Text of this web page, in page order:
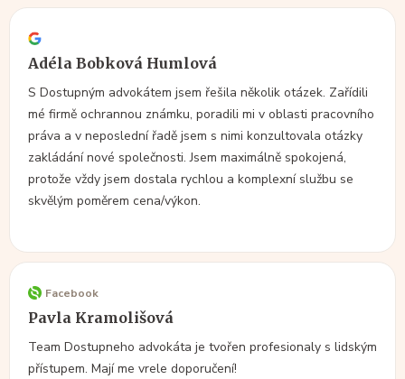
Adéla Bobková Humlová
S Dostupným advokátem jsem řešila několik otázek. Zařídili
mé firmě ochrannou známku, poradili mi v oblasti pracovního
práva a v neposlední řadě jsem s nimi konzultovala otázky
zakládání nové společnosti. Jsem maximálně spokojená,
protože vždy jsem dostala rychlou a komplexní službu se
skvělým poměrem cena/výkon.
Facebook
Pavla Kramolišová
Team Dostupneho advokáta je tvořen profesionaly s lidským
přístupem. Mají me vrele doporučení!